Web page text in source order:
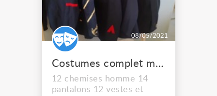
08/05/2021
Costumes complet militaire
12 chemises homme 14
pantalons 12 vestes et